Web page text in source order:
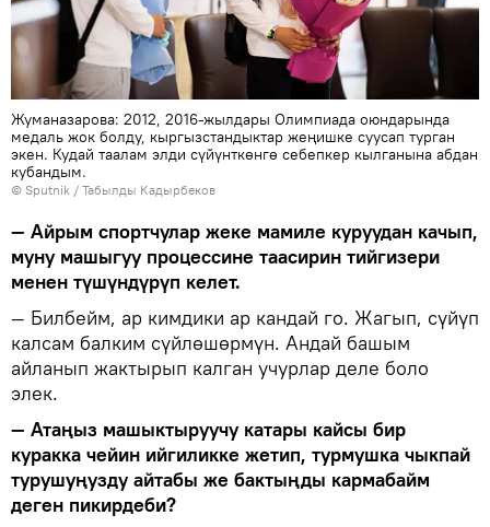
Жуманазарова: 2012, 2016-жылдары Олимпиада оюндарында
медаль жок болду, кыргызстандыктар жеңишке суусап турган
экен. Кудай таалам элди сүйүнткөнгө себепкер кылганына абдан
кубандым.
© Sputnik / Табылды Кадырбеков
— Айрым спортчулар жеке мамиле куруудан качып,
муну машыгуу процессине таасирин тийгизери
менен түшүндүрүп келет.
— Билбейм, ар кимдики ар кандай го. Жагып, сүйүп
калсам балким сүйлөшөрмүн. Андай башым
айланып жактырып калган учурлар деле боло
элек.
— Атаңыз машыктыруучу катары кайсы бир
куракка чейин ийгиликке жетип, турмушка чыкпай
турушуңузду айтабы же бактыңды кармабайм
деген пикирдеби?